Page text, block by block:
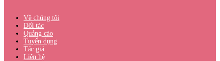
Về chúng tôi
Đối tác
Quảng cáo
Tuyển dụng
Tác giả
Liên hệ